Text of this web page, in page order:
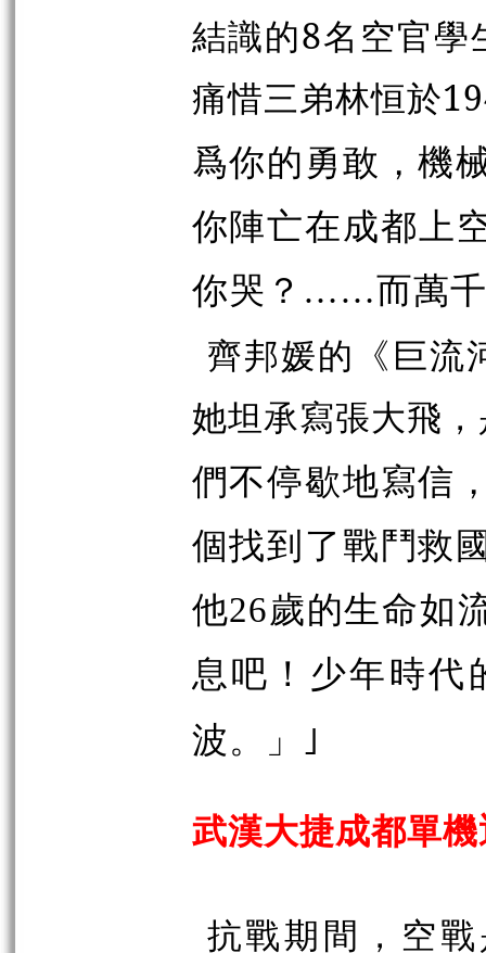
結識的8名空官學
痛惜三弟林恒於
爲你的勇敢，機
你陣亡在成都上
你哭？……而萬千
齊邦媛的《巨流
她坦承寫張大飛
們不停歇地寫信
個找到了戰鬥救
他26歲的生命如
息吧！少年時代
波。」 ｣
武漢大捷成都單
抗戰期間，空